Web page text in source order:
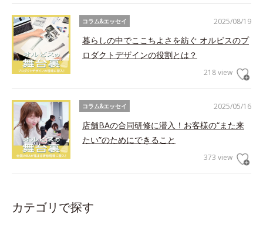
2025/08/19
コラム&エッセイ
暮らしの中でここちよさを紡ぐ オルビスのプ
ロダクトデザインの役割とは？
218 view
2025/05/16
コラム&エッセイ
店舗BAの合同研修に潜入！お客様の“また来
たい”のためにできること
373 view
カテゴリで探す